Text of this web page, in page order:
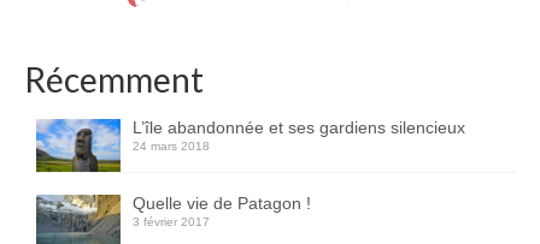
Récemment
L’île abandonnée et ses gardiens silencieux
24 mars 2018
Quelle vie de Patagon !
3 février 2017